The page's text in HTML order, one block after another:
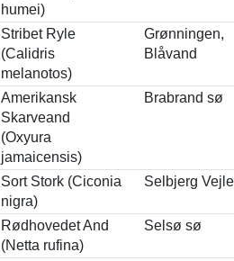
humei)
Stribet Ryle
(Calidris
melanotos)
Grønningen,
Blåvand
Amerikansk
Skarveand
(Oxyura
jamaicensis)
Brabrand sø
Sort Stork (Ciconia
nigra)
Selbjerg Vejle
Rødhovedet And
(Netta rufina)
Selsø sø